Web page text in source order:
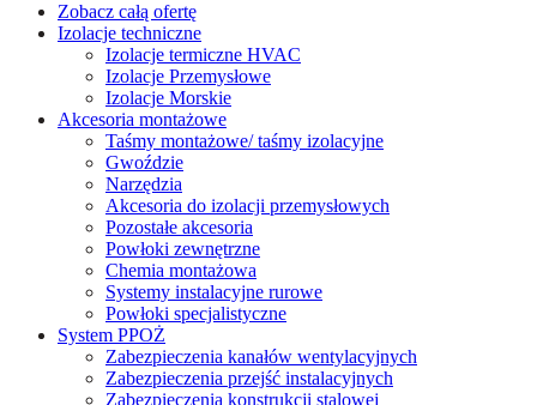
Zobacz całą ofertę
Izolacje techniczne
Izolacje termiczne HVAC
Izolacje Przemysłowe
Izolacje Morskie
Akcesoria montażowe
Taśmy montażowe/ taśmy izolacyjne
Gwoździe
Narzędzia
Akcesoria do izolacji przemysłowych
Pozostałe akcesoria
Powłoki zewnętrzne
Chemia montażowa
Systemy instalacyjne rurowe
Powłoki specjalistyczne
System PPOŻ
Zabezpieczenia kanałów wentylacyjnych
Zabezpieczenia przejść instalacyjnych
Zabezpieczenia konstrukcji stalowej